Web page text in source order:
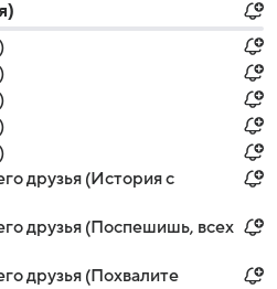
друзья (История с
друзья (Поспешишь, всех
друзья (Похвалите